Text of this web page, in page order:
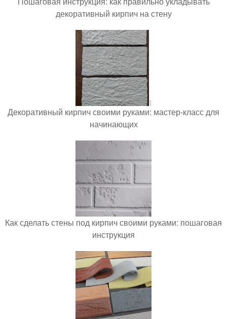
декоративный кирпич на стену
Декоративный кирпич своими руками: мастер-класс для
начинающих
Как сделать стены под кирпич своими руками: пошаговая
инструкция